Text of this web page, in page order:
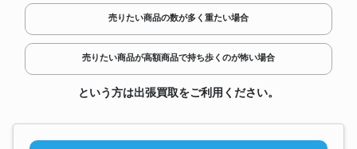
売りたい商品の数が多く重たい場合
売りたい商品が高額商品で持ち歩くのが怖い場合
という方は出張買取をご利用ください。